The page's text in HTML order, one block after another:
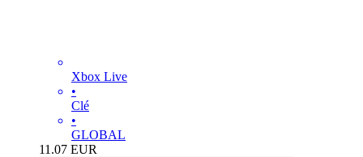
Xbox Live
•
Clé
•
GLOBAL
11.07 EUR